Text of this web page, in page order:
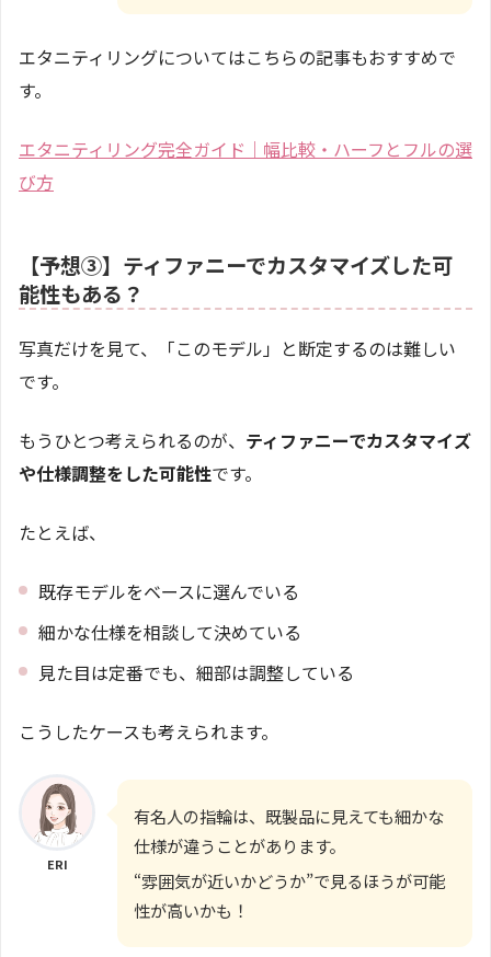
エタニティリングについてはこちらの記事もおすすめで
す。
エタニティリング完全ガイド｜幅比較・ハーフとフルの選
び方
【予想③】ティファニーでカスタマイズした可
能性もある？
写真だけを見て、「このモデル」と断定するのは難しい
です。
もうひとつ考えられるのが、 ティファニーでカスタマイズ
や仕様調整をした可能性です。
たとえば、
既存モデルをベースに選んでいる
細かな仕様を相談して決めている
見た目は定番でも、細部は調整している
こうしたケースも考えられます。
ERI
有名人の指輪は、既製品に見えても細かな
仕様が違うことがあります。
“雰囲気が近いかどうか”で見るほうが可能
性が高いかも！